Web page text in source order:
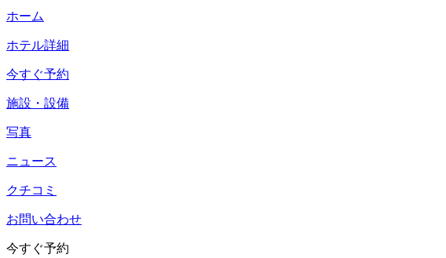
ホーム
ホテル詳細
今すぐ予約
施設・設備
写真
ニュース
クチコミ
お問い合わせ
今すぐ予約